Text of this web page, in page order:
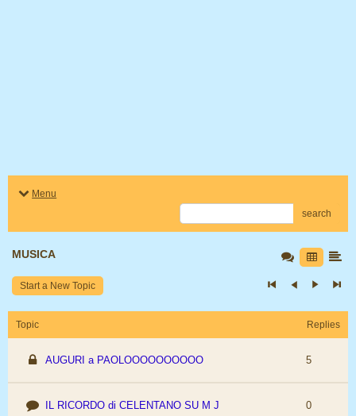
Menu
search
MUSICA
Start a New Topic
Topic Replies
AUGURI a PAOLOOOOOOOOOO 5
IL RICORDO di CELENTANO SU M J 0